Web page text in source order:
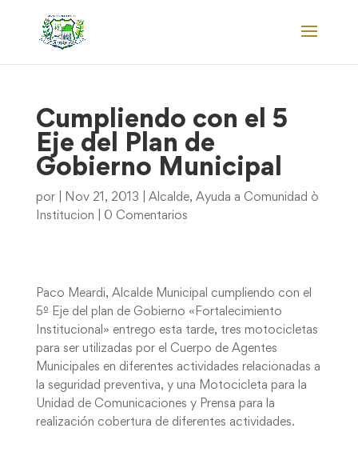
Cumpliendo con el 5
Eje del Plan de
Gobierno Municipal
por Nov 21, 2013 Alcalde, Ayuda a Comunidad ò
Institucion
0 Comentarios
Paco Meardi, Alcalde Municipal cumpliendo con el
5º Eje del plan de Gobierno «Fortalecimiento
Institucional» entrego esta tarde, tres motocicletas
para ser utilizadas por el Cuerpo de Agentes
Municipales en diferentes actividades relacionadas a
la seguridad preventiva, y una Motocicleta para la
Unidad de Comunicaciones y Prensa para la
realización cobertura de diferentes actividades.